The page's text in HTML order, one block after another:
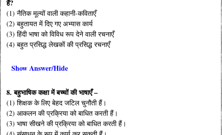
हैं?
(1) नैतिक मूल्यों वाली कहानी-कविताएँ
(2) बहुतायत में दिए गए अभ्यास कार्य
(3) हिंदी भाषा को विविध रूप देने वाली रचनाएँ
(4) बहुत प्रसिद्ध लेखकों की प्रसिद्ध रचनाएँ
Show Answer/Hide
8. बहुभाषिक कक्षा में बच्चों की भाषाएँ –
(1) शिक्षक के लिए बेहद जटिल चुनौती हैं।
(2) आकलन की प्रक्रिया को बाधित करती हैं।
(3) भाषा सीखने की प्रक्रिया को बाधित करती हैं।